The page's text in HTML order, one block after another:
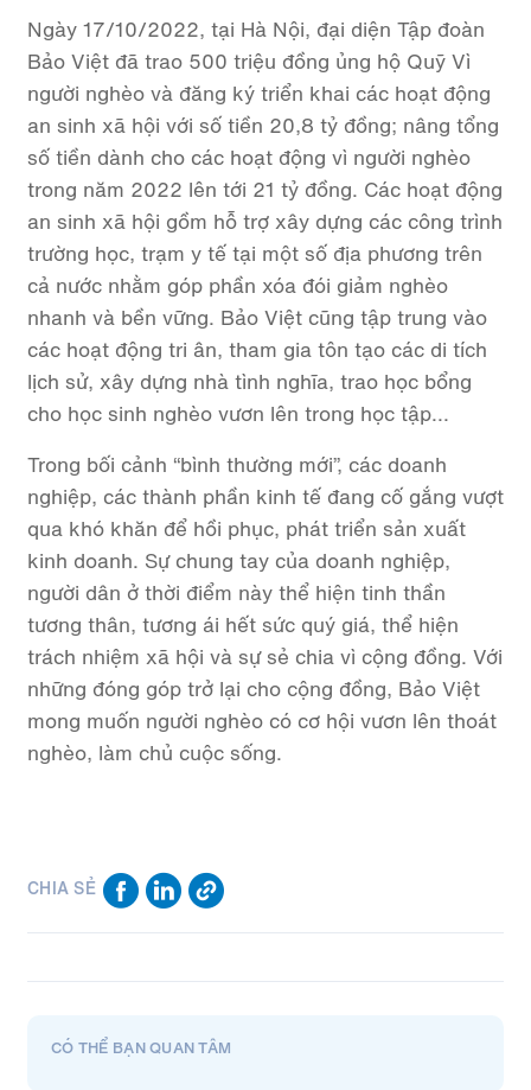
Ngày 17/10/2022, tại Hà Nội, đại diện Tập đoàn
Bảo Việt đã trao 500 triệu đồng ủng hộ Quỹ Vì
người nghèo và đăng ký triển khai các hoạt động
an sinh xã hội với số tiền 20,8 tỷ đồng; nâng tổng
số tiền dành cho các hoạt động vì người nghèo
trong năm 2022 lên tới 21 tỷ đồng. Các hoạt động
an sinh xã hội gồm hỗ trợ xây dựng các công trình
trường học, trạm y tế tại một số địa phương trên
cả nước nhằm góp phần xóa đói giảm nghèo
nhanh và bền vững. Bảo Việt cũng tập trung vào
các hoạt động tri ân, tham gia tôn tạo các di tích
lịch sử, xây dựng nhà tình nghĩa, trao học bổng
cho học sinh nghèo vươn lên trong học tập...
Trong bối cảnh “bình thường mới”, các doanh
nghiệp, các thành phần kinh tế đang cố gắng vượt
qua khó khăn để hồi phục, phát triển sản xuất
kinh doanh. Sự chung tay của doanh nghiệp,
người dân ở thời điểm này thể hiện tinh thần
tương thân, tương ái hết sức quý giá, thể hiện
trách nhiệm xã hội và sự sẻ chia vì cộng đồng. Với
những đóng góp trở lại cho cộng đồng, Bảo Việt
mong muốn người nghèo có cơ hội vươn lên thoát
nghèo, làm chủ cuộc sống.
CHIA SẺ
CÓ THỂ BẠN QUAN TÂM